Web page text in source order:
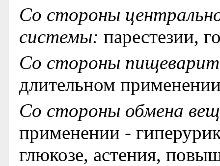
Со стороны
системы: парестезии,
Со стороны
длительном
Со стороны обмена
применении -
глюкозе, астения,